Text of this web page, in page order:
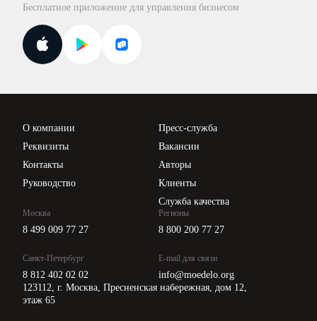
Курсы повышения квалификации
Госпроверки
Поиск ответа на вопрос
Новости законодательства
Для самозанятых
Бесплатное приложение для управления бизнесом
О компании
Реквизиты
Контакты
Руководство
Пресс-служба
Вакансии
Авторы
Клиенты
Служба качества
Москва
8 499 009 77 27
Санкт-Петербург
8 812 402 02 02
Регионы
8 800 200 77 27
E-mail для связи
info@moedelo.org
123112, г. Москва, Пресненская набережная, дом 12,
этаж 65